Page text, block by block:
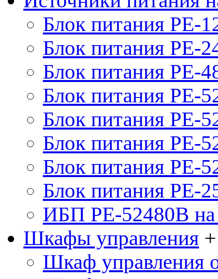
Блок питания PE-
Блок питания PE-
Блок питания PE-
Блок питания PE-
Блок питания PE-
Блок питания PE-
Блок питания PE-
Блок питания PE-
ИБП PE-52480B
Шкафы управления +
Шкаф управления